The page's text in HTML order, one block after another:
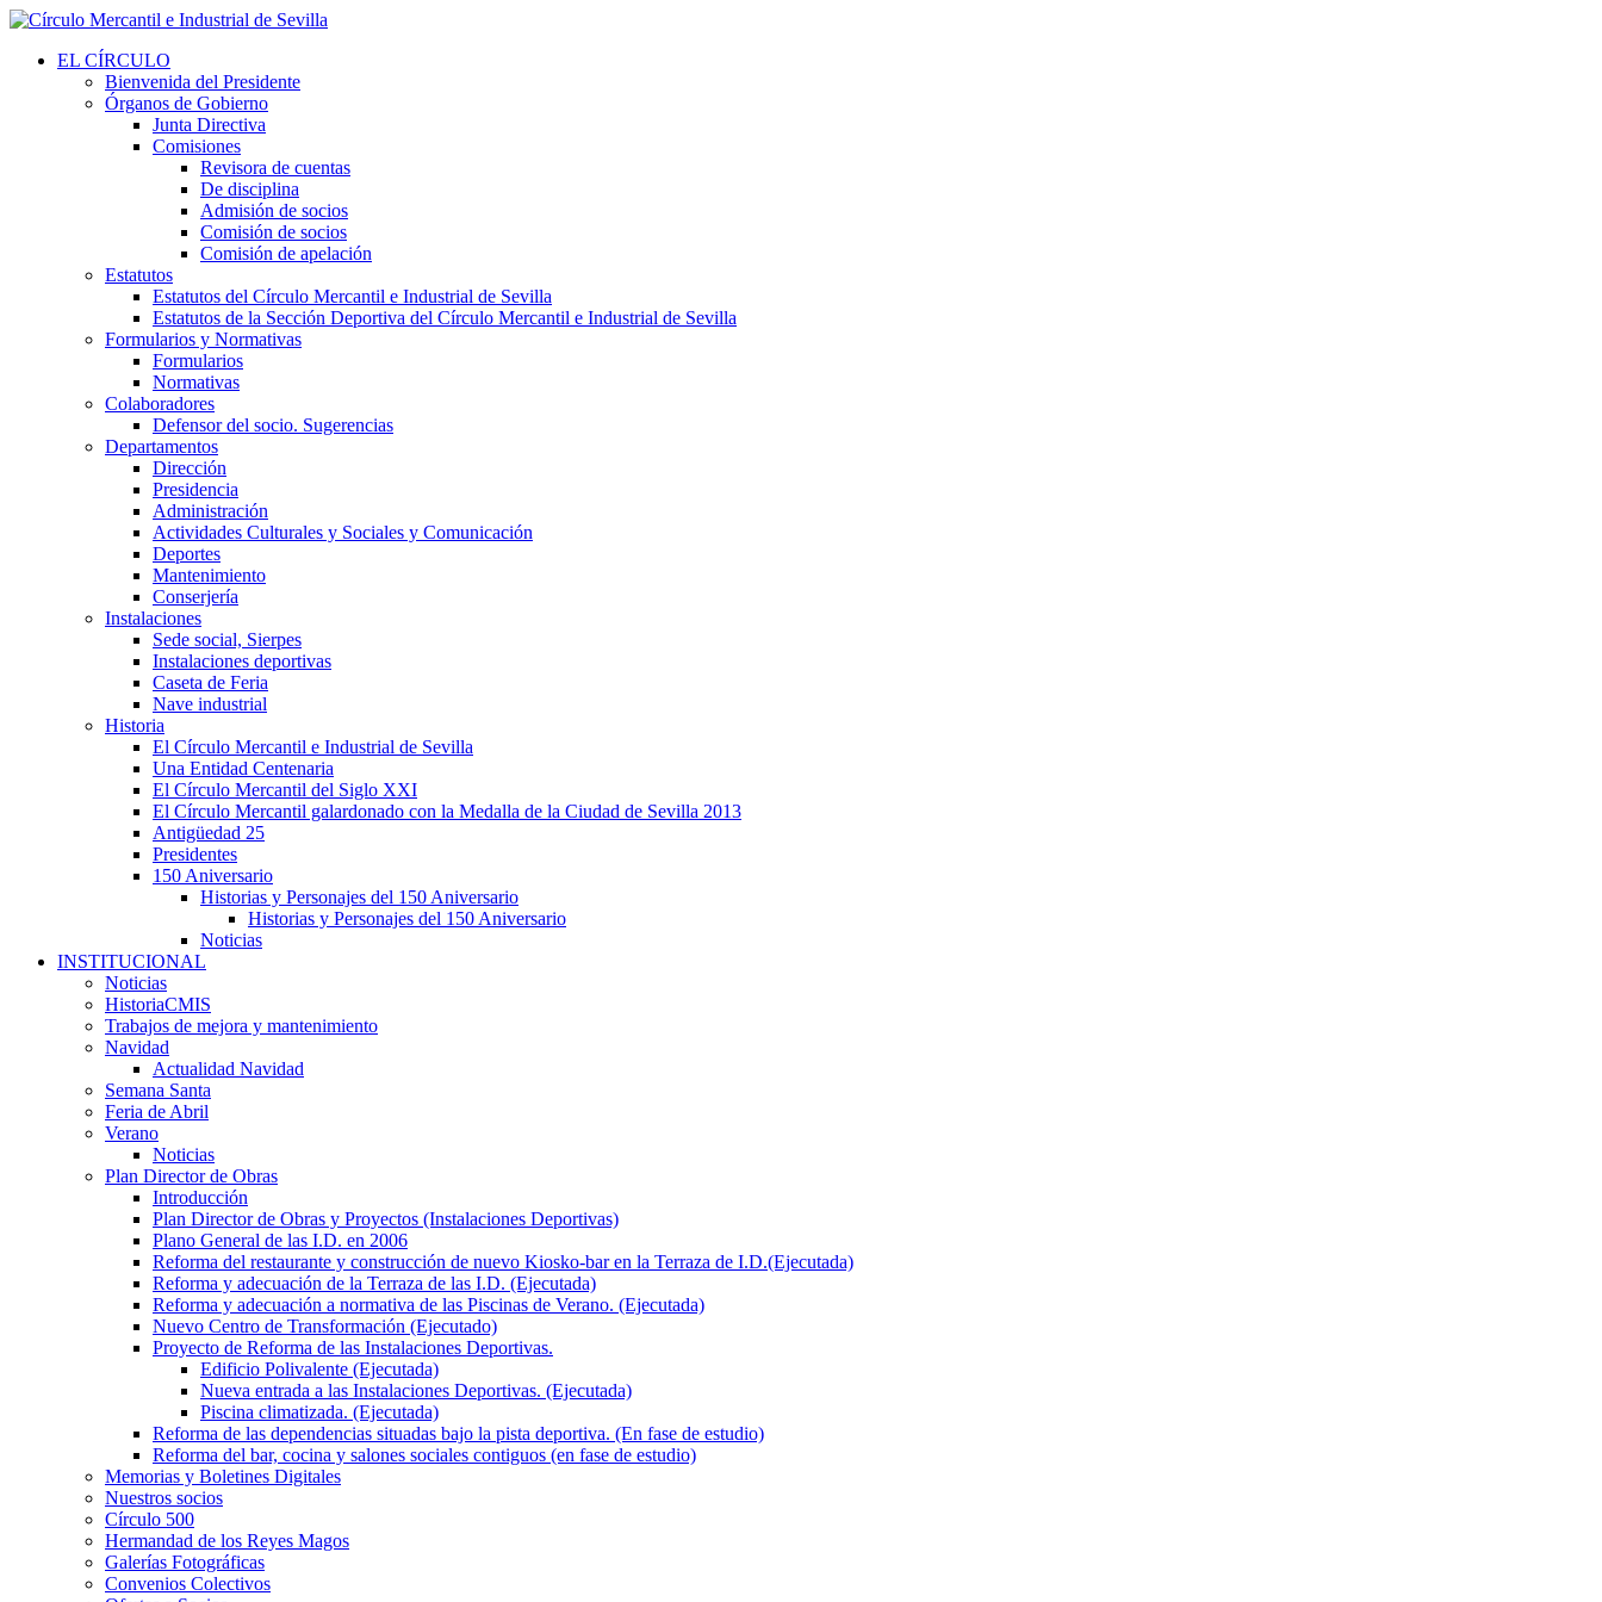
EL CÍRCULO
Bienvenida del Presidente
Órganos de Gobierno
Junta Directiva
Comisiones
Revisora de cuentas
De disciplina
Admisión de socios
Comisión de socios
Comisión de apelación
Estatutos
Estatutos del Círculo Mercantil e Industrial de Sevilla
Estatutos de la Sección Deportiva del Círculo Mercantil e Industrial de Sevilla
Formularios y Normativas
Formularios
Normativas
Colaboradores
Defensor del socio. Sugerencias
Departamentos
Dirección
Presidencia
Administración
Actividades Culturales y Sociales y Comunicación
Deportes
Mantenimiento
Conserjería
Instalaciones
Sede social, Sierpes
Instalaciones deportivas
Caseta de Feria
Nave industrial
Historia
El Círculo Mercantil e Industrial de Sevilla
Una Entidad Centenaria
El Círculo Mercantil del Siglo XXI
El Círculo Mercantil galardonado con la Medalla de la Ciudad de Sevilla 2013
Antigüedad 25
Presidentes
150 Aniversario
Historias y Personajes del 150 Aniversario
Historias y Personajes del 150 Aniversario
Noticias
INSTITUCIONAL
Noticias
HistoriaCMIS
Trabajos de mejora y mantenimiento
Navidad
Actualidad Navidad
Semana Santa
Feria de Abril
Verano
Noticias
Plan Director de Obras
Introducción
Plan Director de Obras y Proyectos (Instalaciones Deportivas)
Plano General de las I.D. en 2006
Reforma del restaurante y construcción de nuevo Kiosko-bar en la Terraza de I.D.(Ejecutada)
Reforma y adecuación de la Terraza de las I.D. (Ejecutada)
Reforma y adecuación a normativa de las Piscinas de Verano. (Ejecutada)
Nuevo Centro de Transformación (Ejecutado)
Proyecto de Reforma de las Instalaciones Deportivas.
Edificio Polivalente (Ejecutada)
Nueva entrada a las Instalaciones Deportivas. (Ejecutada)
Piscina climatizada. (Ejecutada)
Reforma de las dependencias situadas bajo la pista deportiva. (En fase de estudio)
Reforma del bar, cocina y salones sociales contiguos (en fase de estudio)
Memorias y Boletines Digitales
Nuestros socios
Círculo 500
Hermandad de los Reyes Magos
Galerías Fotográficas
Convenios Colectivos